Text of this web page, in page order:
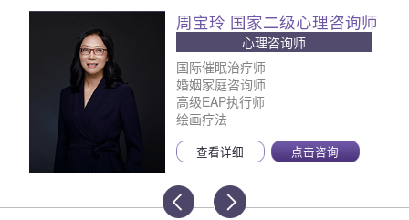
周宝玲 国家二级心理咨询师
心理咨询师
国际催眠治疗师
婚姻家庭咨询师
高级EAP执行师
绘画疗法
查看详细 点击咨询